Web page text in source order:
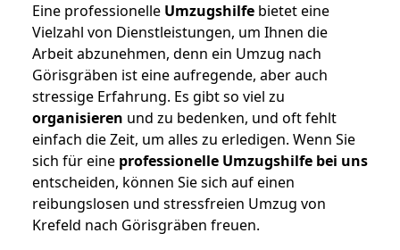
Eine professionelle Umzugshilfe bietet eine
Vielzahl von Dienstleistungen, um Ihnen die
Arbeit abzunehmen, denn ein Umzug nach
Görisgräben ist eine aufregende, aber auch
stressige Erfahrung. Es gibt so viel zu
organisieren und zu bedenken, und oft fehlt
einfach die Zeit, um alles zu erledigen. Wenn Sie
sich für eine professionelle Umzugshilfe bei uns
entscheiden, können Sie sich auf einen
reibungslosen und stressfreien Umzug von
Krefeld nach Görisgräben freuen.